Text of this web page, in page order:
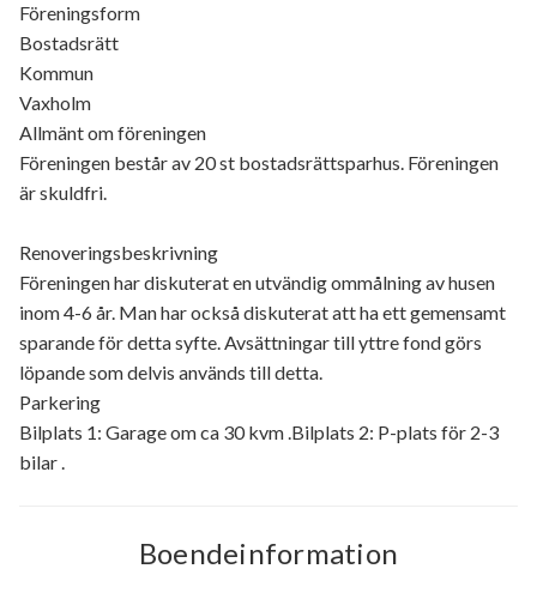
Föreningsform
Bostadsrätt
Kommun
Vaxholm
Allmänt om föreningen
Föreningen består av 20 st bostadsrättsparhus. Föreningen
är skuldfri.
Renoveringsbeskrivning
Föreningen har diskuterat en utvändig ommålning av husen
inom 4-6 år. Man har också diskuterat att ha ett gemensamt
sparande för detta syfte. Avsättningar till yttre fond görs
löpande som delvis används till detta.
Parkering
Bilplats 1: Garage om ca 30 kvm .Bilplats 2: P-plats för 2-3
bilar .
Boendeinformation